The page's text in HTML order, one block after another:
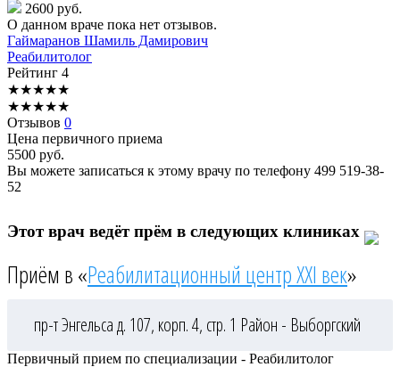
2600 руб.
О данном враче пока нет отзывов.
Гаймаранов Шамиль Дамирович
Реабилитолог
Рейтинг 4
★★★★★
★★★★★
Отзывов 0
Цена первичного приема
5500 руб.
Вы можете записаться к этому врачу по телефону 499 519-38-
52
Этот врач ведёт прём в следующих клиниках
Приём в «Реабилитационный центр XXI век»
пр-т Энгельса д. 107, корп. 4, стр. 1 Район - Выборгский
Первичный прием по специализации - Реабилитолог